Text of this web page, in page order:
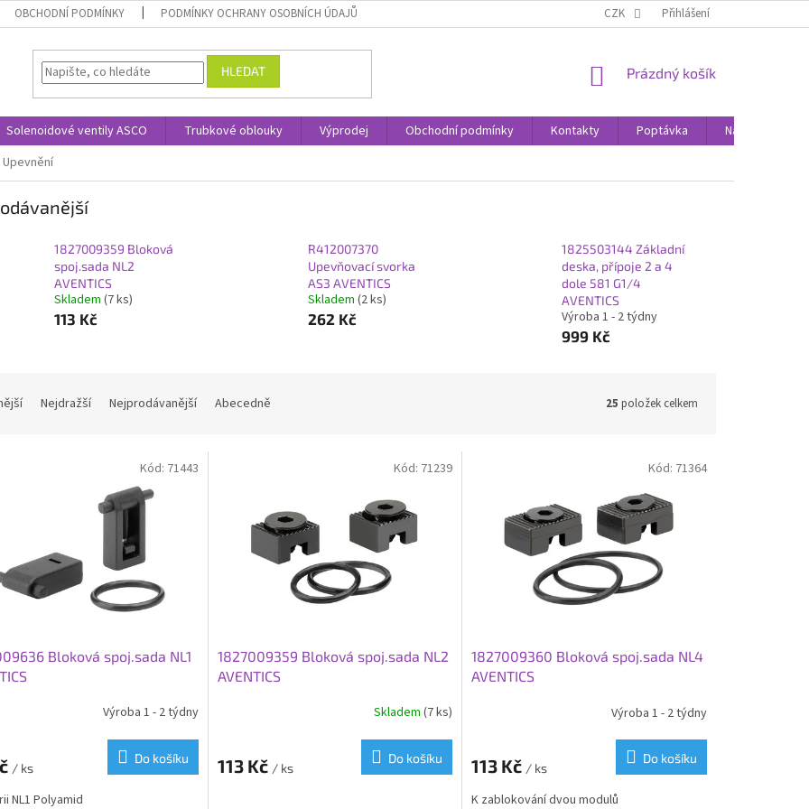
OBCHODNÍ PODMÍNKY PODMÍNKY OCHRANY OSOBNÍCH ÚDAJŮ CZK Přihlášení
HLEDAT
NÁKUPNÍ
Prázdný košík
Solenoidové ventily ASCO Trubkové oblouky Výprodej Obchodní podmínky Kontakty Poptávka
Nákupní rádce
Upevnění
1827009359 Bloková
spoj.sada NL2
AVENTICS
Skladem (7 ks)
113 Kč
R412007370
Upevňovací svorka
AS3 AVENTICS
Skladem (2 ks)
262 Kč
1825503144 Základní
deska, přípoje 2 a 4
dole 581 G1/4
AVENTICS
Výroba 1 - 2 týdny
999 Kč
Nejdražší Nejprodávanější Abecedně 25 položek celkem
Bloková spoj.sada NL1
Výroba 1 - 2 týdny
/ ks
Do košíku
NL1 Polyamid
Kód: 71443
1827009359 Bloková spoj.sada NL2
AVENTICS
Skladem (7 ks)
113 Kč / ks
Do košíku
Kód: 71239
1827009360 Bloková spoj.sada NL4
AVENTICS
Výroba 1 - 2 týdny
113 Kč / ks
Do košíku
K zablokování dvou modulů
Kód: 71364